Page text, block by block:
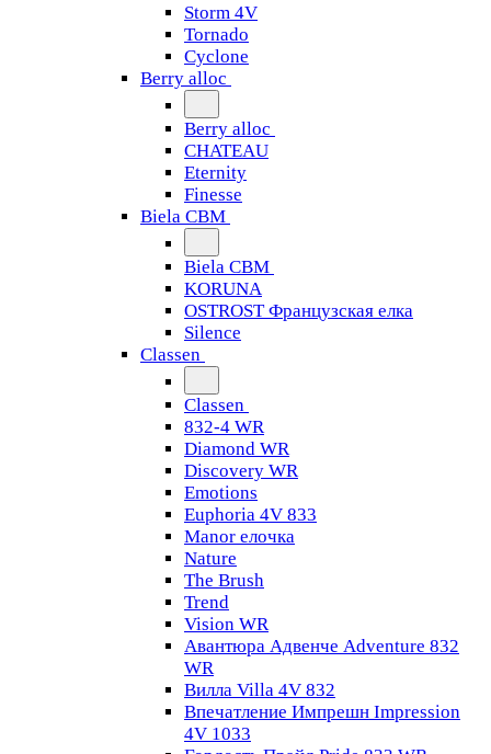
Storm 4V
Tornado
Сyclone
Berry alloc
Berry alloc
CHATEAU
Eternity
Finesse
Biela CBM
Biela CBM
KORUNA
OSTROST Французская елка
Silence
Classen
Classen
832-4 WR
Diamond WR
Discovery WR
Emotions
Euphoria 4V 833
Manor елочка
Nature
The Brush
Trend
Vision WR
Авантюра Адвенче Adventure 832
WR
Вилла Villa 4V 832
Впечатление Импрешн Impression
4V 1033